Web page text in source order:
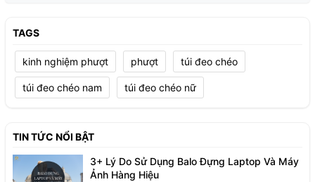
TAGS
kinh nghiệm phượt phượt túi đeo chéo
túi đeo chéo nam túi đeo chéo nữ
TIN TỨC NỔI BẬT
3+ Lý Do Sử Dụng Balo Đựng Laptop Và Máy
Ảnh Hàng Hiệu